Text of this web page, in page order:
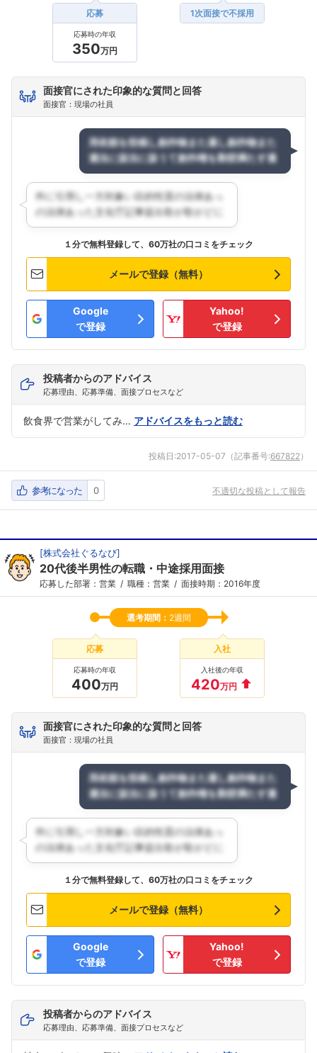
応募
応募時の年収
350万円
1次面接で不採用
面接官にされた印象的な質問と回答
面接官：現場の社員
１分で無料登録して、60万社の口コミをチェック
メールで登録（無料）
Google
で登録
Yahoo!
で登録
投稿者からのアドバイス
応募理由、応募準備、面接プロセスなど
飲食界で営業がしてみ… アドバイスをもっと読む
投稿日:2017-05-07 （記事番号:667822 ）
参考になった 0 不適切な投稿として報告
[株式会社ぐるなび]
20代後半男性の転職・中途採用面接
応募した部署：営業 職種：営業 面接時期：2016年度
選考期間： 2週間
応募
応募時の年収
400万円
入社
入社後の年収
420万円
面接官にされた印象的な質問と回答
面接官：現場の社員
１分で無料登録して、60万社の口コミをチェック
メールで登録（無料）
Google
で登録
Yahoo!
で登録
投稿者からのアドバイス
応募理由、応募準備、面接プロセスなど